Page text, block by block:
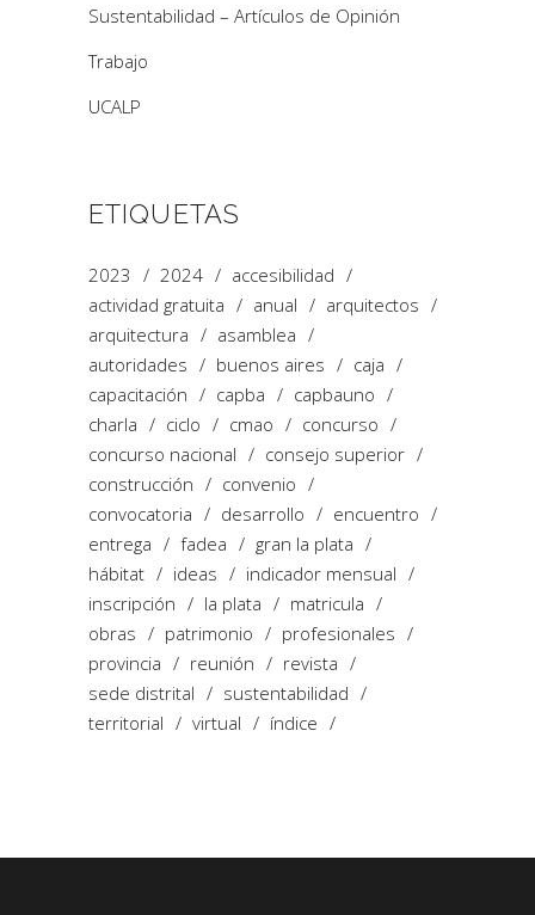
Sustentabilidad – Artículos de Opinión
Trabajo
UCALP
ETIQUETAS
2023 2024
accesibilidad
actividad gratuita
anual
arquitectos
arquitectura
asamblea
autoridades
buenos aires
caja
capacitación
capba
capbauno
charla
ciclo cmao
concurso
concurso nacional
consejo superior
construcción
convenio
convocatoria
desarrollo
encuentro
entrega
fadea
gran la plata
hábitat
ideas
indicador mensual
inscripción
la plata
matricula
obras
patrimonio
profesionales
provincia
reunión
revista
sede distrital
sustentabilidad
territorial
virtual índice